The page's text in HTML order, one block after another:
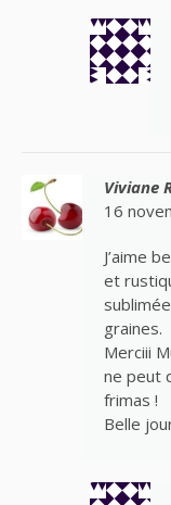
Viviane
16
J’aime
et
graines.
Merciii
ne peut
frimas !
Belle